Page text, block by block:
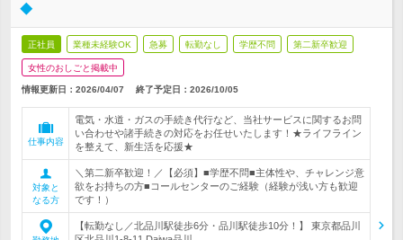
◆
正社員 業種未経験OK 急募 転勤なし 学歴不問 第二新卒歓迎
女性のおしごと掲載中
情報更新日：2026/04/07 終了予定日： 2026/10/05
仕事内容
電気・水道・ガスの手続き代行など、当社サービスに関するお問
い合わせや諸手続きの対応をお任せいたします！★ライフライン
を整えて、新生活を応援★
対象と
なる方
＼第二新卒歓迎！／【必須】■学歴不問■主体性や、チャレンジ意
欲をお持ちの方■コールセンターのご経験（経験が浅い方も歓迎
です！）
【転勤なし／北品川駅徒歩6分・品川駅徒歩10分！】 東京都品川